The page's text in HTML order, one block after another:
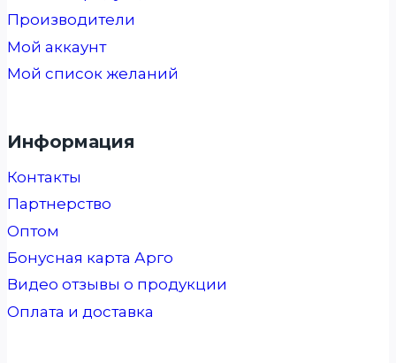
Производители
Мой аккаунт
Мой список желаний
Информация
Контакты
Партнерство
Оптом
Бонусная карта Арго
Видео отзывы о продукции
Оплата и доставка